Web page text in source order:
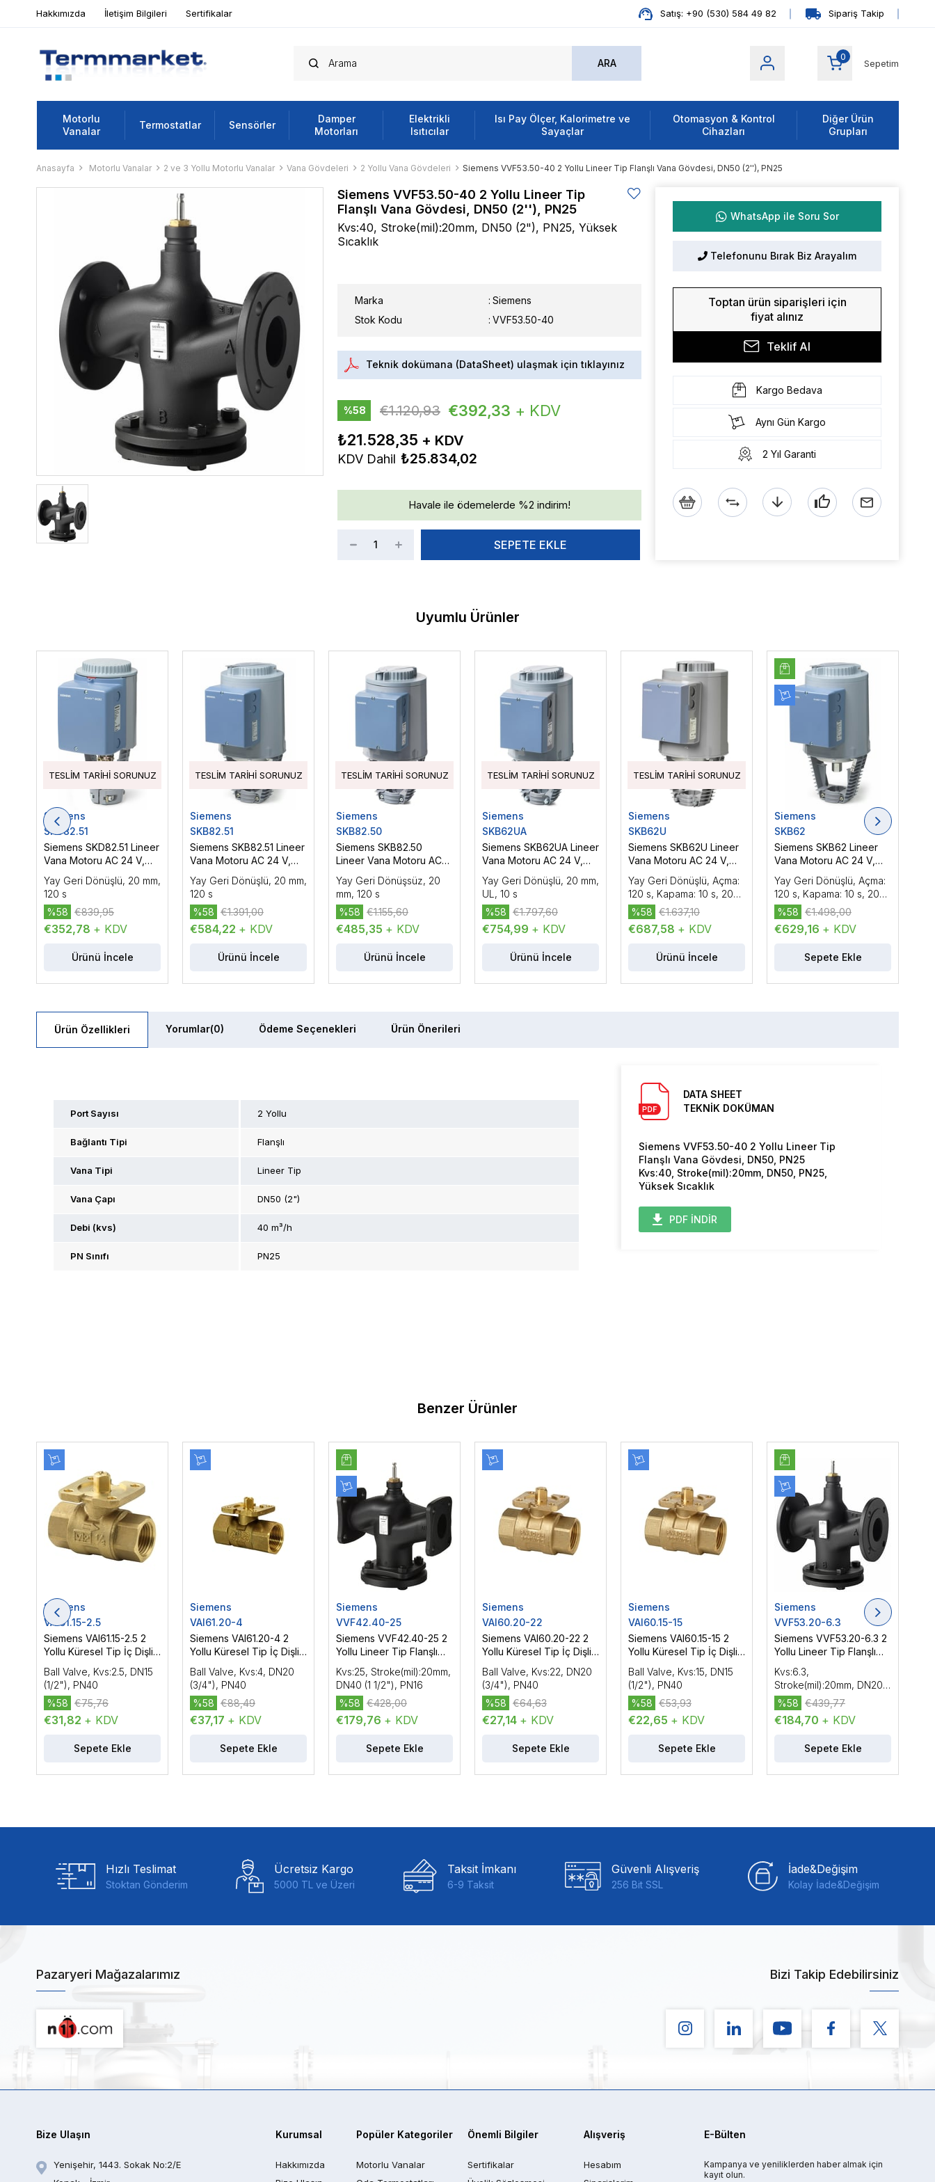
Hakkımızda İletişim Bilgileri Sertifikalar Satış: +90 (530) 584 49 82 Sipariş Takip
Sepetim
0
Motorlu
Vanalar
Termostatlar Sensörler
Damper
Motorları
Elektrikli
Isıtıcılar
Isı Pay Ölçer, Kalorimetre ve
Sayaçlar
Otomasyon & Kontrol
Cihazları
Diğer Ürün
Grupları
Anasayfa Motorlu Vanalar 2 ve 3 Yollu Motorlu Vanalar Vana Gövdeleri 2 Yollu Vana Gövdeleri Siemens VVF53.50-40 2 Yollu Lineer Tip Flanşlı Vana Gövdesi, DN50 (2''), PN25
Siemens VVF53.50-40 2 Yollu Lineer Tip
Flanşlı Vana Gövdesi, DN50 (2''), PN25
Kvs:40, Stroke(mil):20mm, DN50 (2"), PN25, Yüksek
Sıcaklık
Marka : Siemens
Stok Kodu
VVF53.50-40
Teknik dokümana (DataSheet) ulaşmak için tıklayınız
%58
€1.120,93 €392,33 + KDV
₺21.528,35
KDV Dahil ₺25.834,02
Havale ile ödemelerde %2 indirim!
WhatsApp ile Soru Sor
Telefonunu Bırak Biz Arayalım
Toptan ürün siparişleri için
fiyat alınız
Teklif Al
Kargo Bedava
Aynı Gün Kargo
2 Yıl Garanti
Uyumlu Ürünler
TESLIM TARIHI SORUNUZ
Siemens
SKD82.51
Siemens SKD82.51 Lineer
Vana Motoru AC 24 V,
Yay Geri Dönüşlü, 20 mm,
120 s
€352,78 + KDV
%58 €839,95
Ürünü İncele
TESLIM TARIHI SORUNUZ
Siemens
SKB82.51
Siemens SKB82.51 Lineer
Vana Motoru AC 24 V,
N
Yay Geri Dönüşlü, 20 mm,
120 s
€584,22 + KDV
%58 €1.391,00
Ürünü İncele
TESLIM TARIHI SORUNUZ
Siemens
SKB82.50
Siemens SKB82.50
Lineer Vana Motoru AC
2800 N
Yay Geri Dönüşsüz, 20
mm, 120 s
€485,35 + KDV
%58 €1.155,60
Ürünü İncele
TESLIM TARIHI SORUNUZ
Siemens
SKB62UA
Siemens SKB62UA Lineer
Vana Motoru AC 24 V,
Oransal Kontrol, 2800 N
Yay Geri Dönüşlü, 20 mm,
UL, 10 s
€754,99 + KDV
%58 €1.797,60
Ürünü İncele
TESLIM TARIHI SORUNUZ
Siemens
SKB62U
Siemens SKB62U Lineer
Vana Motoru AC 24 V,
Oransal Kontrol, 2800 N
Yay Geri Dönüşlü, Açma:
120 s, Kapama: 10 s, 20
mm, UL
€687,58 + KDV
%58 €1.637,10
Ürünü İncele
Siemens
SKB62
Siemens SKB62 Lineer
Vana Motoru AC 24 V,
Oransal Kontrol, 2800 N
Yay Geri Dönüşlü, Açma:
120 s, Kapama: 10 s, 20
mm
€629,16 + KDV
%58 €1.498,00
Sepete Ekle
Ürün Özellikleri Yorumlar(0) Ödeme Seçenekleri Ürün Önerileri
DATA SHEET
TEKNİK DOKÜMAN
Siemens VVF53.50-40 2 Yollu Lineer Tip
Flanşlı Vana Gövdesi, DN50, PN25
Kvs:40, Stroke(mil):20mm, DN50, PN25,
Yüksek Sıcaklık
PDF İNDİR
Port Sayısı 2 Yollu
Bağlantı Tipi Flanşlı
Vana Tipi Lineer Tip
Vana Çapı DN50 (2")
Debi (kvs) 40 m³/h
PN Sınıfı PN25
Benzer Ürünler
Siemens
VAI61.15-2.5
Siemens VAI61.15-2.5 2
Yollu Küresel Tip İç Dişli
(1/2"), PN40
Ball Valve, Kvs:2.5, DN15
(1/2"), PN40
€31,82 + KDV
%58 €75,76
Sepete Ekle
Siemens
VAI61.20-4
Siemens VAI61.20-4 2
Yollu Küresel Tip İç Dişli
(3/4"), PN40
Ball Valve, Kvs:4, DN20
(3/4"), PN40
€37,17 + KDV
%58 €88,49
Sepete Ekle
Siemens
VVF42.40-25
Siemens VVF42.40-25 2
Yollu Lineer Tip Flanşlı
1/2"), PN16
Kvs:25, Stroke(mil):20mm,
DN40 (1 1/2"), PN16
€179,76 + KDV
%58 €428,00
Sepete Ekle
Siemens
VAI60.20-22
Siemens VAI60.20-22 2
Yollu Küresel Tip İç Dişli
(3/4"), PN40
Ball Valve, Kvs:22, DN20
(3/4"), PN40
€27,14 + KDV
%58 €64,63
Sepete Ekle
Siemens
VAI60.15-15
Siemens VAI60.15-15 2
Yollu Küresel Tip İç Dişli
(1/2"), PN40
Ball Valve, Kvs:15, DN15
(1/2"), PN40
€22,65 + KDV
%58 €53,93
Sepete Ekle
Siemens
VVF53.20-6.3
Siemens VVF53.20-6.3 2
Yollu Lineer Tip Flanşlı
(3/4"), PN25
Kvs:6.3,
Stroke(mil):20mm, DN20
(3/4"), PN25, Yüksek
Sıcaklık
€184,70 + KDV
%58 €439,77
Sepete Ekle
Hızlı Teslimat
Stoktan Gönderim
Ücretsiz Kargo
5000 TL ve Üzeri
Taksit İmkanı
6-9 Taksit
Güvenli Alışveriş
256 Bit SSL
İade&Değişim
Kolay İade&Değişim
Pazaryeri Mağazalarımız Bizi Takip Edebilirsiniz
Bize Ulaşın
Yenişehir, 1443. Sokak No:2/E
Kurumsal
Hakkımızda
Popüler Kategoriler
Motorlu Vanalar
Önemli Bilgiler
Sertifikalar
Alışveriş
Hesabım
E-Bülten
Kampanya ve yeniliklerden haber almak için
kayıt olun.